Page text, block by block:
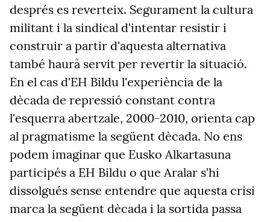
després es reverteix. Segurament la cultura
militant i la sindical d'intentar resistir i
construir a partir d'aquesta alternativa
també haurà servit per revertir la situació.
En el cas d'EH Bildu l'experiència de la
dècada de repressió constant contra
l'esquerra abertzale, 2000-2010, orienta cap
al pragmatisme la següent dècada. No ens
podem imaginar que Eusko Alkartasuna
participés a EH Bildu o que Aralar s'hi
dissolgués sense entendre que aquesta crisi
marca la següent dècada i la sortida passa